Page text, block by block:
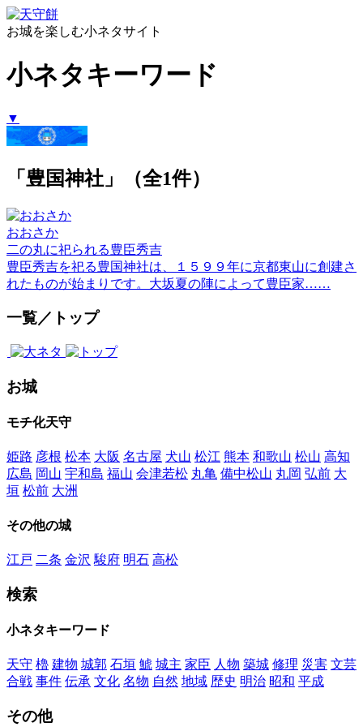
お城を楽しむ小ネタサイト
小ネタキーワード
▼
「豊国神社」（全1件）
おおさか
二の丸に祀られる豊臣秀吉
豊臣秀吉を祀る豊国神社は、１５９９年に京都東山に創建さ
れたものが始まりです。大坂夏の陣によって豊臣家……
一覧／トップ
お城
モチ化天守
姫路 彦根 松本 大阪 名古屋 犬山 松江 熊本 和歌山 松山 高知
広島 岡山 宇和島 福山 会津若松 丸亀 備中松山 丸岡 弘前 大
垣 松前 大洲
その他の城
江戸 二条 金沢 駿府 明石 高松
検索
小ネタキーワード
天守 櫓 建物 城郭 石垣 鯱 城主 家臣 人物 築城 修理 災害 文芸
合戦 事件 伝承 文化 名物 自然 地域 歴史 明治 昭和 平成
その他